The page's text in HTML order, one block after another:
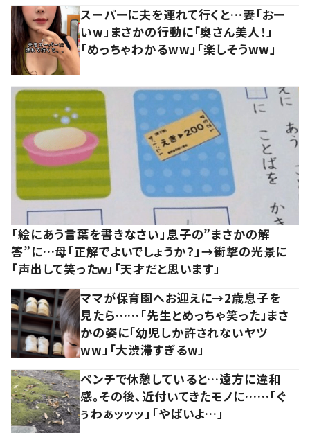
スーパーに夫を連れて行くと…妻「おー
いw」まさかの行動に「奥さん美人！」
「めっちゃわかるww」「楽しそうww」
「絵にあう言葉を書きなさい」息子の”まさかの解
答”に…母「正解でよいでしょうか？」→衝撃の光景に
「声出して笑ったｗ」「天才だと思います」
ママが保育園へお迎えに→2歳息子を
見たら……「先生とめっちゃ笑った」まさ
かの姿に「幼児しか許されないヤツ
ww」「大渋滞すぎるw」
ベンチで休憩していると…遠方に違和
感。その後、近付いてきたモノに……「ぐ
ぅわぁッッッ」「やばいよ…」